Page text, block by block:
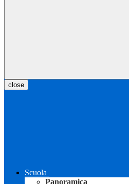
close
Scuola
Panoramica